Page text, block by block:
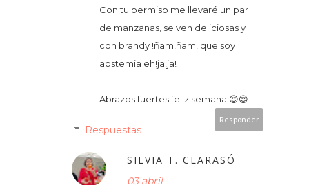
Con tu permiso me llevaré un par
de manzanas, se ven deliciosas y
con brandy !ñam!ñam! que soy
abstemia eh!ja!ja!
Abrazos fuertes feliz semana!😍😍
Responder
Respuestas
SILVIA T. CLARASÓ
03 abril